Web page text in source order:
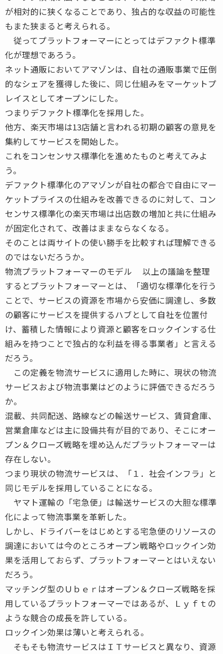
が相対的に狭くなることであり、独占的な収益の可能性
もまた狭まると考えられる。
従ってプラットフォーマーにとってはデファクト標準
化が理想であろう。
ネット通販においてアマゾンは、自社の通販事業で圧倒
的なシェアを獲得した後に、同じ仕組みをマーケットプ
レイスとしてオープンにした。
つまりデファクト標準化を採用した。
他方、楽天市場は13店舗と言われる初期の顧客の意見を
集約してサービスを開始した。
これをコンセンサス標準化を進めたものと考えてみよ
う。
デファクト標準化のアマゾンが自社の都合で自由にマー
ケットプライスの仕組みを改善できるのに対して、コン
センサス標準化の楽天市場は出店数の増加と共に仕組み
が固定化されて、改善はままならなくなる。
そのことは両サイトの使い勝手を比較すれば理解できる
のではないだろうか。
物流プラットフォーマーのモデル 以上の議論を整理
するとプラットフォーマーとは、「適切な標準化を行う
ことで、サービスの資源を市場から安価に調達し、多数
の顧客にサービスを提供するハブとして自社を位置付
け、蓄積した情報により資源と顧客をロックインする仕
組みを持つことで独占的な利益を得る事業者」と言える
だろう。
この定義を物流サービスに適用した時に、現状の物流
サービスおよび物流事業はどのように評価できるだろう
か。
混載、共同配送、路線などの輸送サービス、賃貸倉庫、
営業倉庫などは主に設備共有が目的であり、そこにオー
プン＆クローズ戦略を埋め込んだプラットフォーマーは
存在しない。
つまり現状の物流サービスは、「１．社会インフラ」と
同じモデルを採用していることになる。
ヤマト運輸の「宅急便」は輸送サービスの大胆な標準
化によって物流事業を革新した。
しかし、ドライバーをはじめとする宅急便のリソースの
調達においては今のところオープン戦略やロックイン効
果を活用しておらず、プラットフォーマーとはいえない
だろう。
マッチング型のＵｂｅｒはオープン＆クローズ戦略を採
用しているプラットフォーマーではあるが、Ｌｙｆｔの
ような競合の成長を許している。
ロックイン効果は薄いと考えられる。
そもそも物流サービスはＩＴサービスと異なり、資源